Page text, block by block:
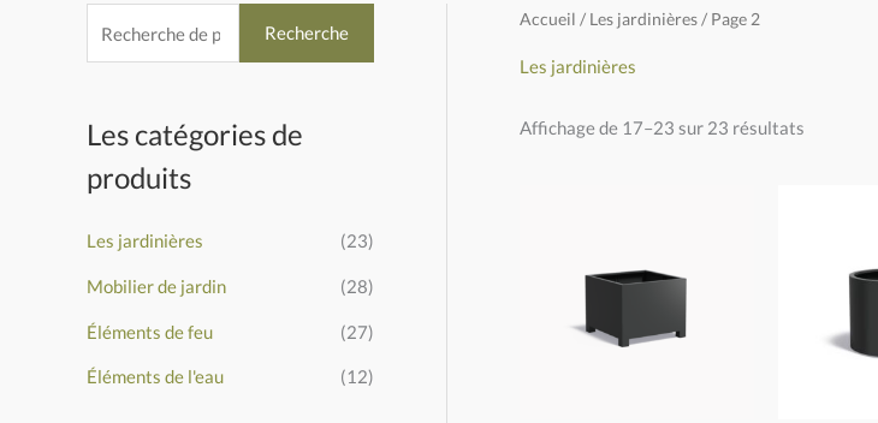
e
h
r
c
p
o
Recherche
Les catégories de
produits
Les jardinières (23)
Mobilier de jardin (28)
Éléments de feu (27)
Éléments de l'eau (12)
Accueil / Les jardinières/ Page 2
Les jardinières
Affichage de 17–23 sur 23 résultats
à